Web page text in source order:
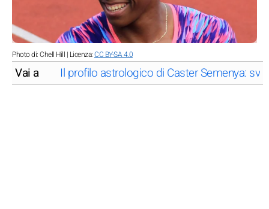
Photo di: Chell Hill | Licenza:CC BY-SA 4.0
Vai a Il profilo astrologico di Caster Semenya: